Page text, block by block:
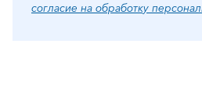
согласие на обработку